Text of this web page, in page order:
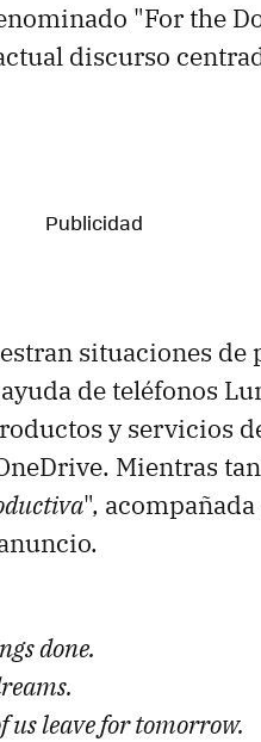
"For the
discurso
situaciones de
de teléfonos
y servicios
Mientras
",
done.
us leave for tomorrow.